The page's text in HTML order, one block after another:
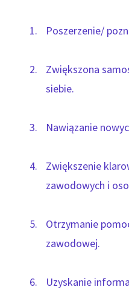
Poszerzenie/
Zwiększona
siebie.
Nawiązanie
Zwiększenie
zawodowych i
Otrzymanie
zawodowej.
Uzyskanie